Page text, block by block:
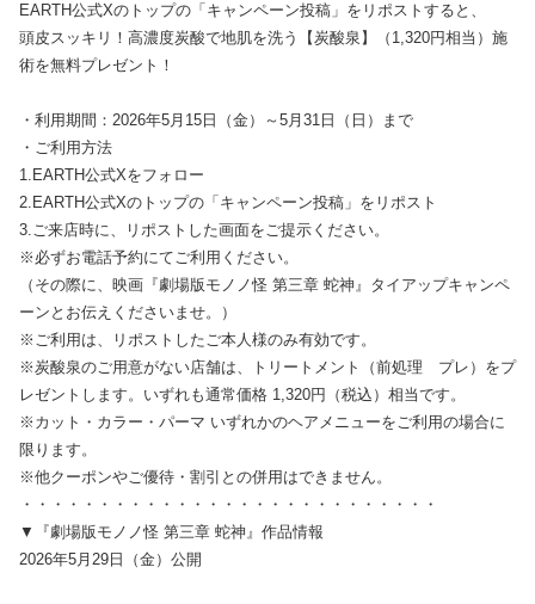
EARTH公式Xのトップの「キャンペーン投稿」をリポストすると、
頭皮スッキリ！高濃度炭酸で地肌を洗う【炭酸泉】（1,320円相当）施
術を無料プレゼント！
・利用期間：2026年5月15日（金）～5月31日（日）まで
・ご利用方法
1.EARTH公式Xをフォロー
2.EARTH公式Xのトップの「キャンペーン投稿」をリポスト
3.ご来店時に、リポストした画面をご提示ください。
※必ずお電話予約にてご利用ください。
（その際に、映画『劇場版モノノ怪 第三章 蛇神』タイアップキャンペ
ーンとお伝えくださいませ。）
※ご利用は、リポストしたご本人様のみ有効です。
※炭酸泉のご用意がない店舗は、トリートメント（前処理 プレ）をプ
レゼントします。いずれも通常価格 1,320円（税込）相当です。
※カット・カラー・パーマ いずれかのヘアメニューをご利用の場合に
限ります。
※他クーポンやご優待・割引との併用はできません。
・・・・・・・・・・・・・・・・・・・・・・・・・・・
▼『劇場版モノノ怪 第三章 蛇神』作品情報
2026年5月29日（金）公開